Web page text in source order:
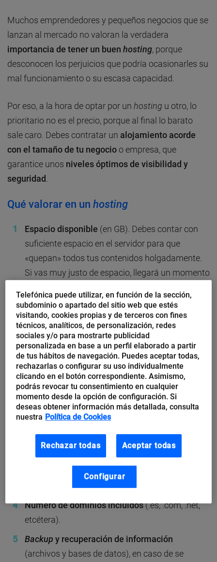
Muchos emprendedores y pequeños negocios que se
lanzan al mercado no valoran la verdadera
importancia de tener un buen hosting, porque
desconocen los perjuicios que podría ocasionarles su
mal funcionamiento o su escasa capacidad.
Por eso, a la hora de optar por un hosting u otro, lo
prioritario no es el precio, porque al final lo barato
sale caro. Debes contratar un alojamiento acorde
con el tamaño de tu negocio o empresa, que
garantice unos niveles óptimos de visibilidad y
seguridad
Qué valorar en un hosting
Espacio disponible (en GB). Debes contar con
suficiente espacio en el servidor para que
«quepan» todos tus contenidos holgadamente.
Si vas muy justo de espacio, llegará un momento
nuevo. También puede suceder que la carga de
las páginas comience a ir muy lenta (se
considera una eternidad esperar más de cuatro
segundos a que cargue una página) yesto
penalizará a tu web, que se posicionará peor en
los buscadores y perderá usuarios.
Rendimiento de la base de datos. Si carga
rápidamente, tu sitio web también lo hará.
de datos que transfiere nuestra página
mensualmente. Si tiene mucho tráfico web, lo
lógico es contratar una mayor transferencia de
Número de dominios incluidos(.es, .com, .net,
etcétera).
Backup y recuperación de información
(archivos y bases de datos), en caso de se
Telefónica puede utilizar, en función de la sección,
subdominio o apartado del sitio web que estés
visitando, cookies propias y de terceros con fines
técnicos, analíticos, de personalización, redes
sociales y/o para mostrarte publicidad
personalizada en base a un perfil elaborado a partir
de tus hábitos de navegación. Puedes aceptar todas,
rechazarlas o configurar su uso individualmente
clicando en el botón correspondiente. Asimismo,
podrás revocar tu consentimiento en cualquier
momento desde la opción de configuración. Si
deseas obtener información más detallada, consulta
nuestra Política de Cookies
Rechazar todas Aceptar todas
Configurar